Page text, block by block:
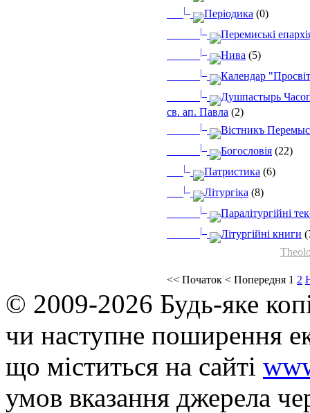
<< Початок < Попередня 1 2
|_ Періодика (0)
|_ Перемиські
|_ Нива (5)
|_ Календар
|_
Душпастырь
св. ап. Павла (2)
|_ Вістникъ
|_ Богословія (22)
|_ Патристика (6)
|_ Літургіка (8)
|_ Паралітургійні
|_ Літургійні книги
© 2009-2026 Будь-яке
чи наступне поширення
що мiститься на сайті
умов вказання джерела